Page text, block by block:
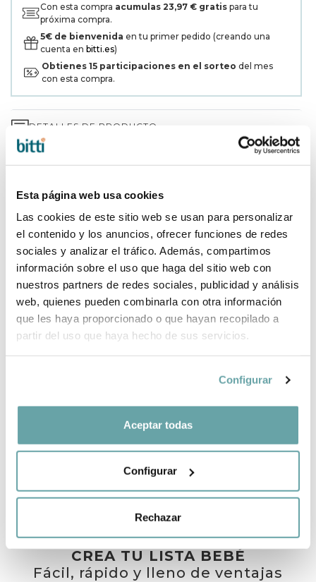
Esta página web usa cookies
Las cookies de este sitio web se usan para personalizar
el contenido y los anuncios, ofrecer funciones de redes
sociales y analizar el tráfico. Además, compartimos
información sobre el uso que haga del sitio web con
nuestros partners de redes sociales, publicidad y análisis
web, quienes pueden combinarla con otra información
que les haya proporcionado o que hayan recopilado a
partir del uso que haya hecho de sus servicios.
Configurar
Aceptar todas
Configurar
Rechazar
Con esta compra acumulas 23,97 € gratis para tu
próxima compra.
5€ de bienvenida en tu primer pedido (creando una
cuenta en bitti.es)
Obtienes 15 participaciones en el sorteo del mes
con esta compra.
DETALLES DE PRODUCTO
ENVÍOS Y DEVOLUCIONES
INFORMACIÓN DE LA MARCA
COMPARTIR
OTROS CLIENTES TAMBIÉN VIERON
CREA TU LISTA BEBÉ
Fácil, rápido y lleno de ventajas